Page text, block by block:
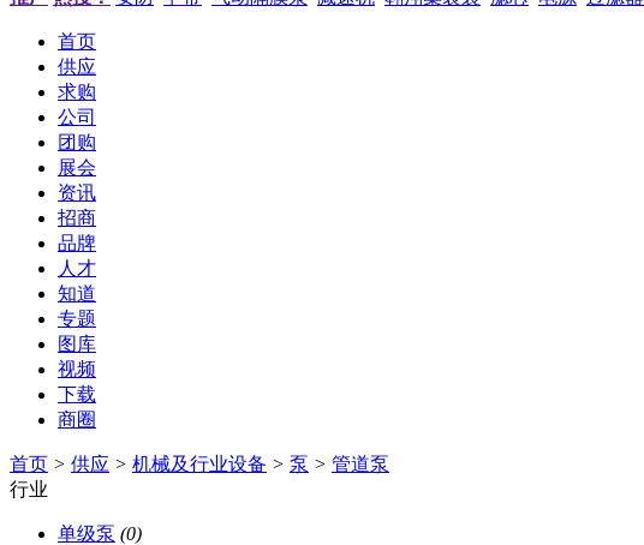
首页
供应
求购
公司
团购
展会
资讯
招商
品牌
人才
知道
专题
图库
视频
下载
商圈
首页 > 供应 > 机械及行业设备 > 泵 > 管道泵
行业
单级泵 (0)